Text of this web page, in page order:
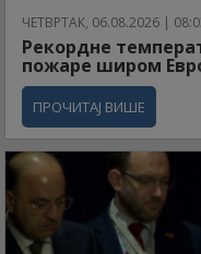
ЧЕТВРТАК, 06.08.2026 |
Рекордне
пожаре широм
ПРОЧИТАЈ ВИШЕ